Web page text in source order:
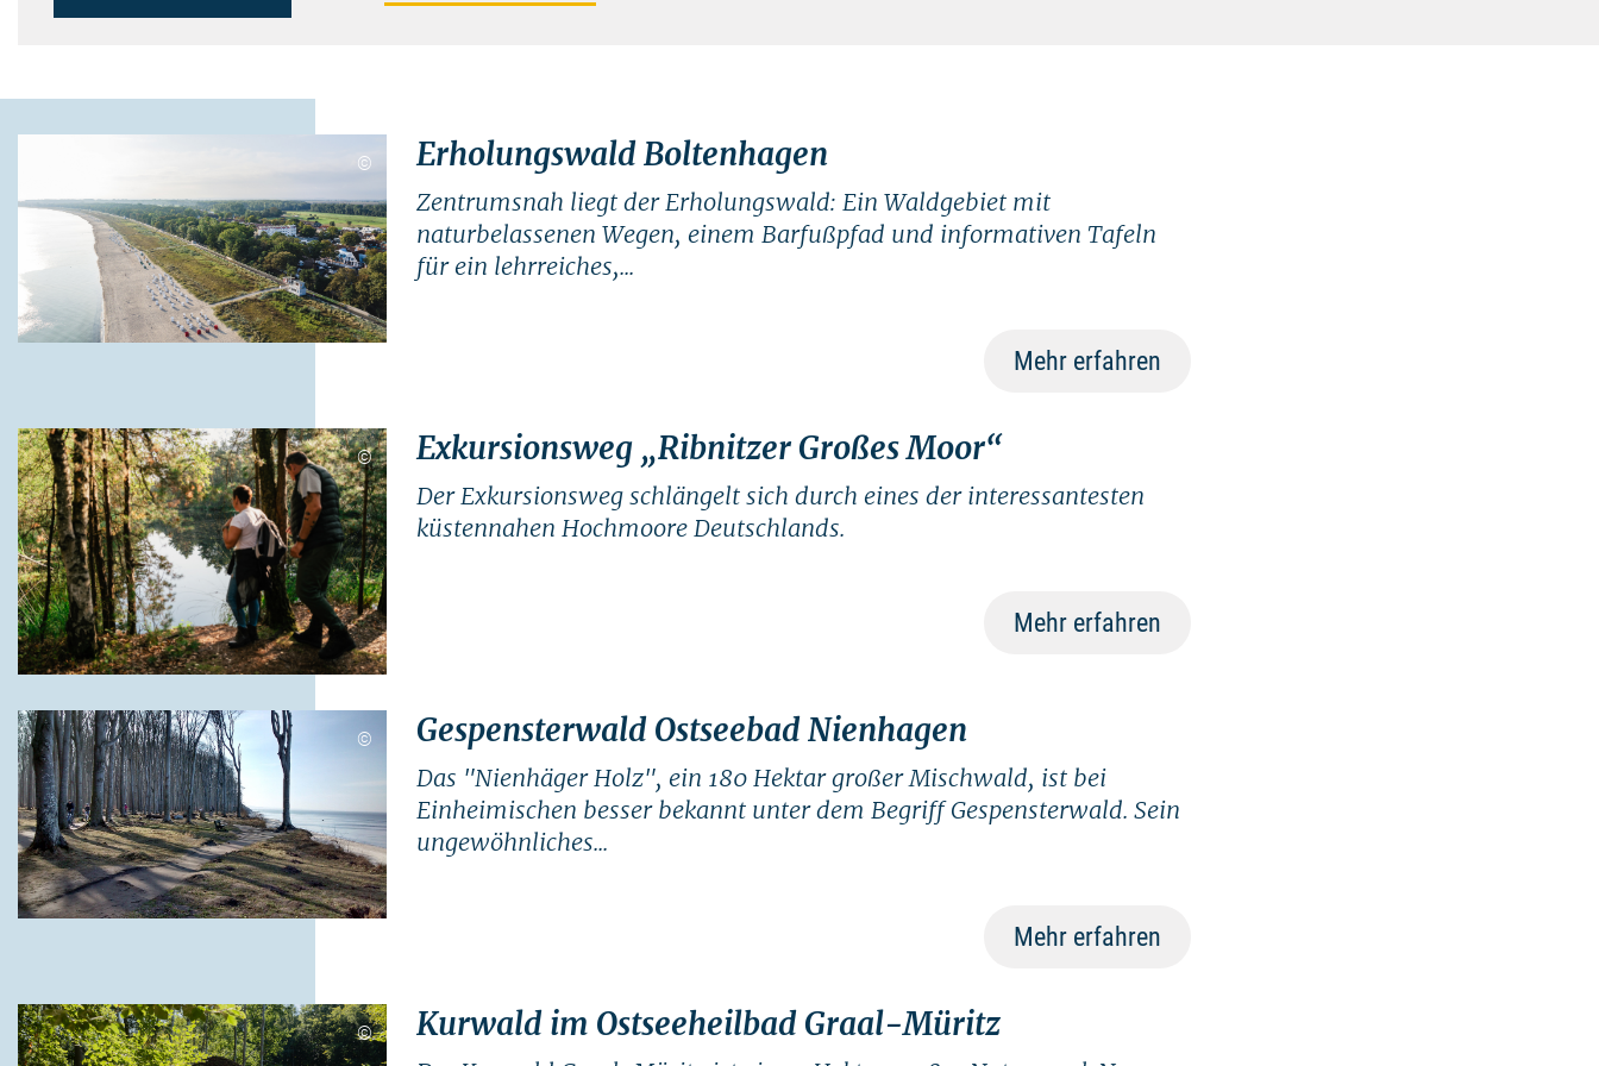
© Erholungswald Boltenhagen
Zentrumsnah liegt der Erholungswald: Ein Waldgebiet mit
naturbelassenen Wegen, einem Barfußpfad und informativen Tafeln
für ein lehrreiches,...
Mehr erfahren
© Exkursionsweg „Ribnitzer Großes Moor“
Der Exkursionsweg schlängelt sich durch eines der interessantesten
küstennahen Hochmoore Deutschlands.
Mehr erfahren
© Gespensterwald Ostseebad Nienhagen
Das "Nienhäger Holz", ein 180 Hektar großer Mischwald, ist bei
Einheimischen besser bekannt unter dem Begriff Gespensterwald. Sein
ungewöhnliches...
Mehr erfahren
© Kurwald im Ostseeheilbad Graal-Müritz